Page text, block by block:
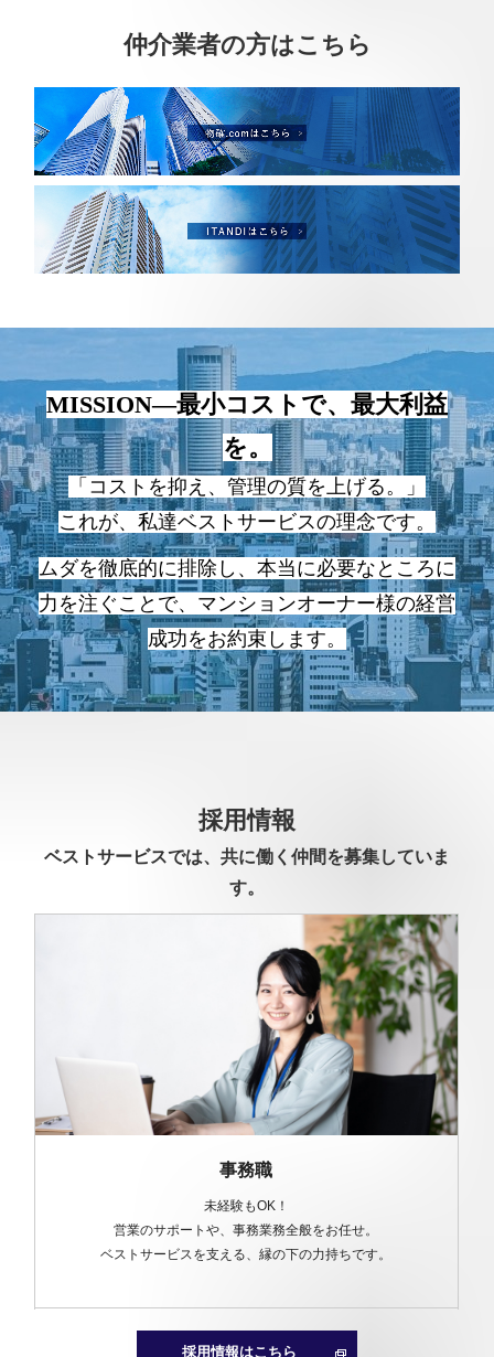
仲介業者の方はこちら
MISSION―最小コストで、最大利益
を。
「コストを抑え、管理の質を上げる。」
これが、私達ベストサービスの理念です。
ムダを徹底的に排除し、本当に必要なところに
力を注ぐことで、マンションオーナー様の経営
成功をお約束します。
採用情報
ベストサービスでは、共に働く仲間を募集していま
す。
事務職
未経験もOK！
営業のサポートや、事務業務全般をお任せ。
ベストサービスを支える、縁の下の力持ちです。
採用情報はこちら